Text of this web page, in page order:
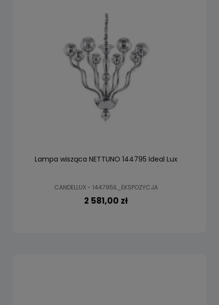
Lampa wisząca NETTUNO 144795 Ideal Lux
CANDELLUX - 144795IL_EKSPOZYCJA
2 581,00 zł